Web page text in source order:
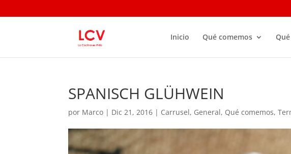
Inicio Qué comemos
SPANISCH GLÜHWEIN
por Marco | Dic 21, 2016 | Carrusel, General, Qué comemos,